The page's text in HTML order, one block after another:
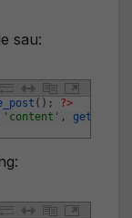
sau:
( ) ;
?>
'content' ,